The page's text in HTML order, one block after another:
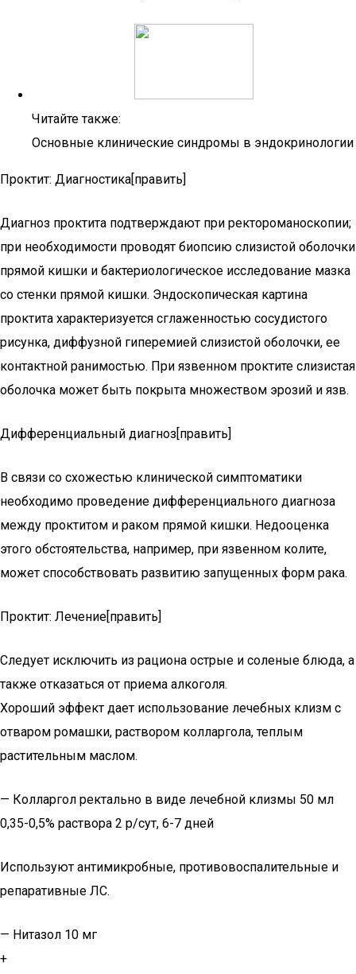
Читайте также:
Основные клинические синдромы в эндокринологии
Проктит: Диагностика[править]
Диагноз проктита подтверждают при ректороманоскопии;
при необходимости проводят биопсию слизистой оболочки
прямой кишки и бактериологическое исследование мазка
со стенки прямой кишки. Эндоскопическая картина
проктита характеризуется сглаженностью сосудистого
рисунка, диффузной гиперемией слизистой оболочки, ее
контактной ранимостью. При язвенном проктите слизистая
оболочка может быть покрыта множеством эрозий и язв.
Дифференциальный диагноз[править]
В связи со схожестью клинической симптоматики
необходимо проведение дифференциального диагноза
между проктитом и раком прямой кишки. Недооценка
этого обстоятельства, например, при язвенном колите,
может способствовать развитию запущенных форм рака.
Проктит: Лечение[править]
Следует исключить из рациона острые и соленые блюда, а
также отказаться от приема алкоголя.
Хороший эффект дает использование лечебных клизм с
отваром ромашки, раствором колларгола, теплым
растительным маслом.
— Колларгол ректально в виде лечебной клизмы 50 мл
0,35-0,5% раствора 2 р/сут, 6-7 дней
Используют антимикробные, противовоспалительные и
репаративные ЛС.
— Нитазол 10 мг
+